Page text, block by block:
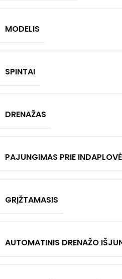
MODELIS
SPINTAI
DRENAŽAS
PAJUNGIMAS PRIE
GRĮŽTAMASIS
AUTOMATINIS DRENAŽO